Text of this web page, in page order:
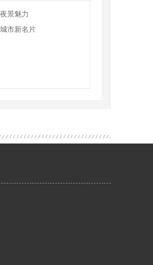
景魅力
市新名片